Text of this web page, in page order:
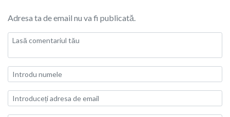
Adresa ta de email nu va fi publicată.